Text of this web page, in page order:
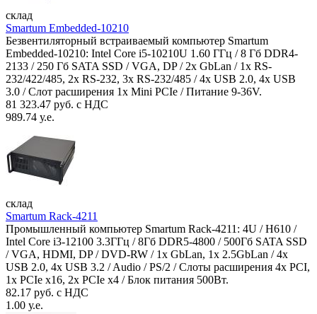
склад
Smartum Embedded-10210
Безвентиляторный встраиваемый компьютер Smartum
Embedded-10210: Intel Core i5-10210U 1.60 ГГц / 8 Гб DDR4-
2133 / 250 Гб SATA SSD / VGA, DP / 2х GbLan / 1х RS-
232/422/485, 2x RS-232, 3x RS-232/485 / 4x USB 2.0, 4х USB
3.0 / Слот расширения 1x Mini PCIe / Питание 9-36V.
81 323.47 руб. с НДС
989.74 у.е.
склад
Smartum Rack-4211
Промышленный компьютер Smartum Rack-4211: 4U / H610 /
Intel Core i3-12100 3.3ГГц / 8Гб DDR5-4800 / 500Гб SATA SSD
/ VGA, HDMI, DP / DVD-RW / 1x GbLan, 1x 2.5GbLan / 4x
USB 2.0, 4x USB 3.2 / Audio / PS/2 / Слоты расширения 4x PCI,
1x PCIe x16, 2x PCIe x4 / Блок питания 500Вт.
82.17 руб. с НДС
1.00 у.е.